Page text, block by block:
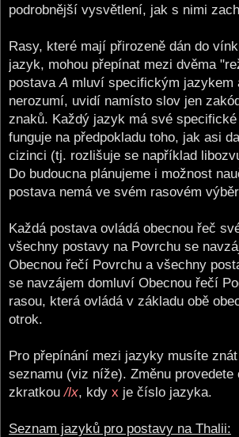
podrobnější vysvětlení, jak s nimi
Rasy, které mají přirozeně dán do
jazyk, mohou přepínat mezi dvěma
postava A mluví specifickým jazykem
nerozumí, uvidí namísto slov jen
znaků. Každý jazyk má své
funguje na předpokladu toho, jak asi
cizinci (tj. rozlišuje se například
Do budoucna plánujeme i možnost
postava nemá ve svém rasovém
Každá postava ovládá obecnou řeč
všechny postavy na Povrchu se
Obecnou řečí Povrchu a všechny
se navzájem domluví Obecnou řečí
rasou, která ovládá v základu obě
otrok.
Pro přepínání mezi jazyky musíte
seznamu (viz níže). Změnu provedete
zkratkou/lx, kdy x je číslo jazyka.
Seznam jazyků pro postavy na Thalii: